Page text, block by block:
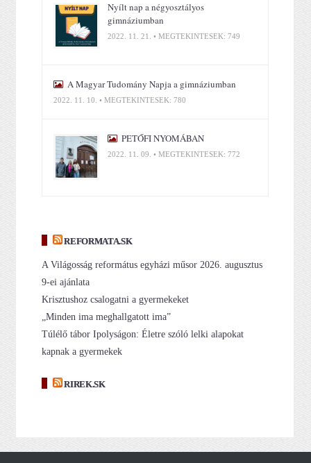
Nyílt nap a négyosztályos
gimnáziumban
2022. 11. 21. • MEGTEKINTÉSEK: 749
A Magyar Tudomány Napja a gimnáziumban
2022. 11. 10. • MEGTEKINTÉSEK: 780
PETŐFI NYOMÁBAN
2022. 11. 09. • MEGTEKINTÉSEK: 772
REFORMATA.SK
A Világosság református egyházi műsor 2026. augusztus
9-ei ajánlata
Krisztushoz csalogatni a gyermekeket
„Minden ima meghallgatott ima”
Túlélő tábor Ipolyságon: Életre szóló lelki alapokat
kapnak a gyermekek
RIREK.SK